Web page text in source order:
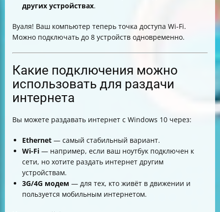
других устройствах.
Вуаля! Ваш компьютер теперь точка доступа Wi-Fi.
Можно подключать до 8 устройств одновременно.
Какие подключения можно
использовать для раздачи
интернета
Вы можете раздавать интернет с Windows 10 через:
Ethernet — самый стабильный вариант.
Wi-Fi — например, если ваш ноутбук подключен к
сети, но хотите раздать интернет другим
устройствам.
3G/4G модем — для тех, кто живёт в движении и
пользуется мобильным интернетом.